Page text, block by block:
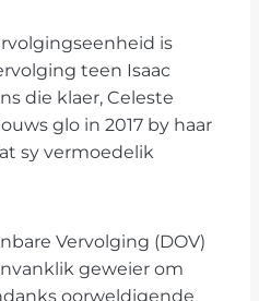
is
teen Isaac
die klaer, Celeste
glo in 2017 by haar
sy vermoedelik
Vervolging (DOV)
geweier om
oorweldigende